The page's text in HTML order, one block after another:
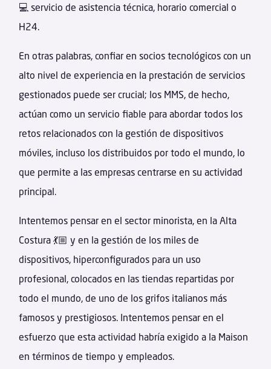
💻 servicio de asistencia técnica, horario comercial o
H24.
En otras palabras, confiar en socios tecnológicos con un
alto nivel de experiencia en la prestación de servicios
gestionados puede ser crucial; los MMS, de hecho,
actúan como un servicio fiable para abordar todos los
retos relacionados con la gestión de dispositivos
móviles, incluso los distribuidos por todo el mundo, lo
que permite a las empresas centrarse en su actividad
principal.
Intentemos pensar en el sector minorista, en la Alta
Costura 💃🏼 y en la gestión de los miles de
dispositivos, hiperconfigurados para un uso
profesional, colocados en las tiendas repartidas por
todo el mundo, de uno de los grifos italianos más
famosos y prestigiosos. Intentemos pensar en el
esfuerzo que esta actividad habría exigido a la Maison
en términos de tiempo y empleados.